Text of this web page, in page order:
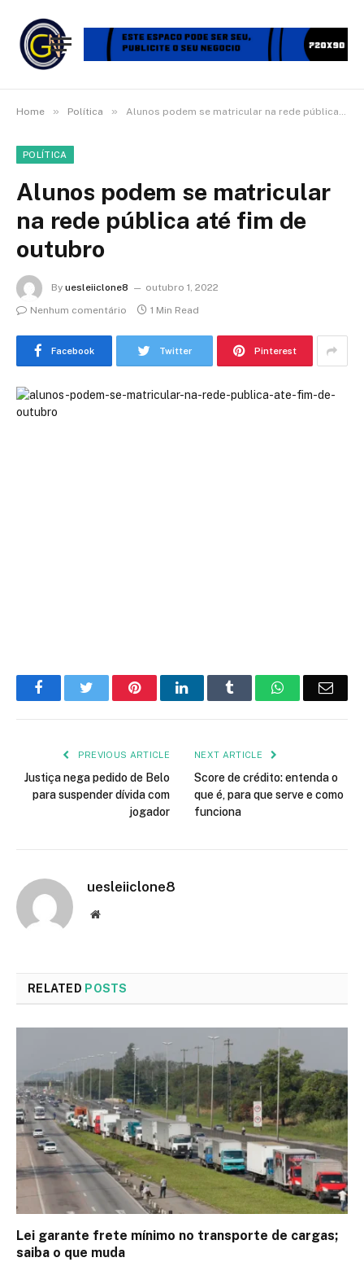
Home » Política » Alunos podem se matricular na rede pública até fim de outubro
POLÍTICA
Alunos podem se matricular
na rede pública até fim de
outubro
By uesleiiclone8
outubro 1, 2022
Nenhum comentário
1 Min Read
Facebook Twitter Pinterest
FacebookTwitter PinterestLinkedIn Tumblr WhatsApp
PREVIOUS ARTICLE
Justiça nega pedido de Belo
para suspender dívida com
jogador
NEXT ARTICLE
Score de crédito: entenda o
que é, para que serve e como
funciona
uesleiiclone8
Website
RELATED POSTS
Lei garante frete mínimo no transporte de cargas;
saiba o que muda